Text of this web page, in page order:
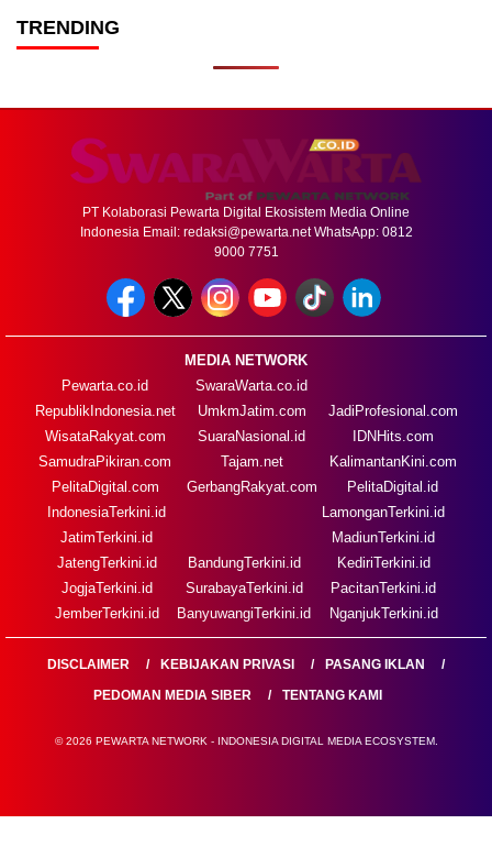
TRENDING
PT Kolaborasi Pewarta Digital Ekosistem Media Online
Indonesia Email: redaksi@pewarta.netWhatsApp: 0812
9000 7751
MEDIA NETWORK
Pewarta.co.id
RepublikIndonesia.net
WisataRakyat.com
SamudraPikiran.com
PelitaDigital.com
SwaraWarta.co.id
UmkmJatim.com
SuaraNasional.id
Tajam.net
GerbangRakyat.com
JadiProfesional.com
IDNHits.com
KalimantanKini.com
PelitaDigital.id
IndonesiaTerkini.id
JatimTerkini.id
JatengTerkini.id
JogjaTerkini.id
JemberTerkini.id
BandungTerkini.id
SurabayaTerkini.id
BanyuwangiTerkini.id
LamonganTerkini.id
MadiunTerkini.id
KediriTerkini.id
PacitanTerkini.id
NganjukTerkini.id
DISCLAIMER KEBIJAKAN PRIVASI
PASANG IKLAN
PEDOMAN MEDIA SIBER
TENTANG KAMI
© 2026 PEWARTA NETWORK - INDONESIA DIGITAL MEDIA ECOSYSTEM.